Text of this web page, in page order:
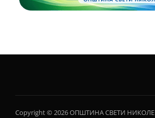
Copyright © 2026 ОПШТИНА СВЕТИ НИКОЛЕ